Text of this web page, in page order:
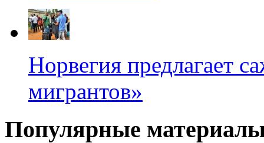
Норвегия предлагает
мигрантов»
Популярные